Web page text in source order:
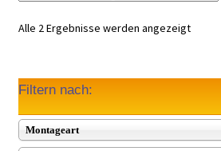
Alle 2 Ergebnisse werden angezeigt
Filtern nach:
Montageart